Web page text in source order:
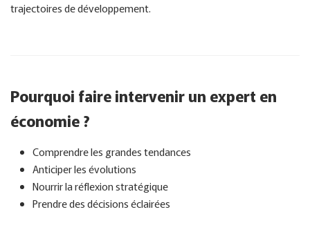
trajectoires de développement.
Pourquoi faire intervenir un expert en
économie ?
Comprendre les grandes tendances
Anticiper les évolutions
Nourrir la réflexion stratégique
Prendre des décisions éclairées